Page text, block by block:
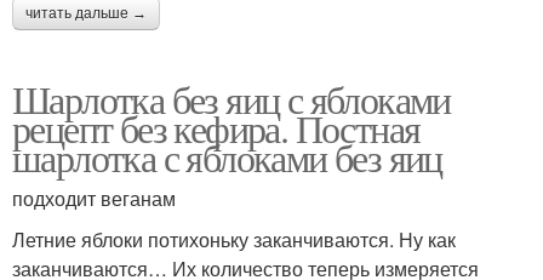
читать дальше →
Шарлотка без яиц с яблоками
рецепт без кефира. Постная
шарлотка с яблоками без яиц
подходит веганам
Летние яблоки потихоньку заканчиваются. Ну как
заканчиваются… Их количество теперь измеряется